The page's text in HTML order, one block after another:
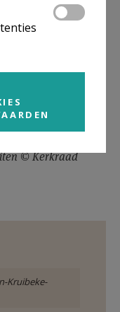
© Kerkraad
Kruibeke-